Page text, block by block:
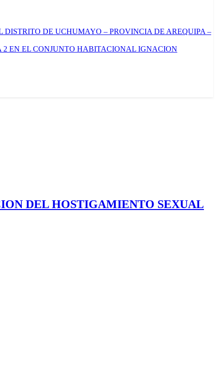
DISTRITO DE UCHUMAYO – PROVINCIA DE AREQUIPA –
EN EL CONJUNTO HABITACIONAL IGNACION
DEL HOSTIGAMIENTO SEXUAL